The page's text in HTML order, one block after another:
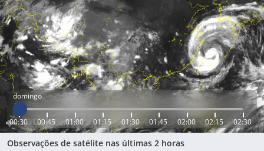
domingo
00:30 00:45 01:00 01:15 01:30 01:45 02:00 02:15 02:30
Observações de satélite nas últimas 2 horas